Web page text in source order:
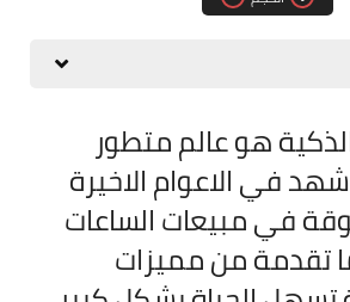
هو عالم متطور
في الاعوام الاخيرة
في مبيعات الساعات
تقدمة من مميزات